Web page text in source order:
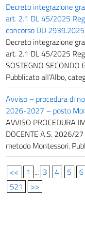
Decreto integrazione
art. 2.1 DL 45/2025
concorso DD 2939.2025
Decreto integrazione
art. 2.1 DL 45/2025
SOSTEGNO
Pubblicato all’Albo,
Avviso – procedura di
2026-2027 – posto
AVVISO PROCEDURA
DOCENTE A.S. 2026/
metodo Montessori.
<< 1 ... 3 4 5 6
521
>>